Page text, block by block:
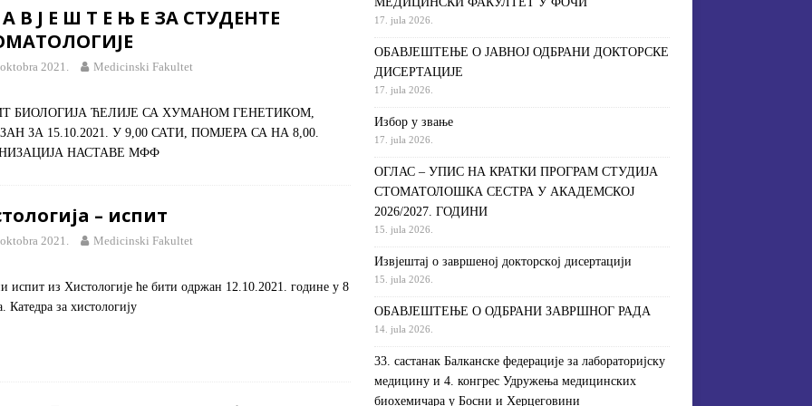
НА КРАТКИ ПРОГРАМ СТУДИЈА СТОМАТОЛОШКА СЕСТРА У
ЛИСТА, ПРВИ УПИСНИ РОК ДРУГИ ЦИКЛУС СТУДИЈА –
РЕХАБИЛИТАЦИЈА ОБАВЈЕШТЕЊА
В Ј Е Ш Т Е Њ Е ЗА СТУДЕНТЕ
2021. Medicinski Fakultet
БИОЛОГИЈА ЋЕЛИЈЕ СА ХУМАНОМ ГЕНЕТИКОМ,
ЗА 15.10.2021. У 9,00 САТИ, ПОМЈЕРА СА НА 8,00.
НАСТАВЕ МФФ
– испит
2021. Medicinski Fakultet
испит из Хистологије ће бити одржан 12.10.2021. године у 8
Катедра за хистологију
17. jula 2026.
ОБАВЈЕШТЕЊЕ О ЈАВНОЈ ОДБРАНИ ДОКТОРСКЕ
ДИСЕРТАЦИЈЕ
17. jula 2026.
Избор у звање
17. jula 2026.
ОГЛАС – УПИС НА КРАТКИ ПРОГРАМ СТУДИЈА
СТОМАТОЛОШКА СЕСТРА У АКАДЕМСКОЈ
2026/2027. ГОДИНИ
15. jula 2026.
Извjeштaj o зaвршeнoj дoктoрскoj дисeртaциjи
15. jula 2026.
ОБАВЈЕШТЕЊЕ О ОДБРАНИ ЗАВРШНОГ РАДА
14. jula 2026.
33. састанак Балканске федерације за лабораторијску
медицину и 4. конгрес Удружења медицинских
биохемичара у Босни и Херцеговини